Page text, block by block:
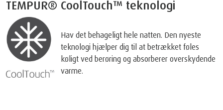
TEMPUR® CoolTouch™ teknologi
Hav det behageligt hele natten. Den nyeste
teknologi hjælper dig til at betrækket føles
køligt ved berøring og absorberer overskydende
varme.